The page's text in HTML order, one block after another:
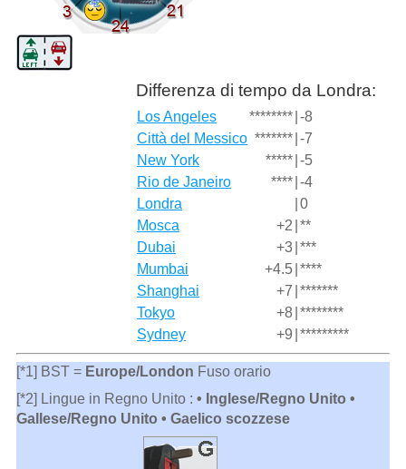
Differenza di tempo da Londra:
Los Angeles ******** -8
Città del Messico ******* -7
New York
***** -5
Rio de Janeiro
**** -4
Londra
0
Mosca
+2 **
Dubai
+3 ***
Mumbai
+4.5 ****
Shanghai
+7 *******
Tokyo
+8 ********
Sydney
+9 *********
[*1] BST = Europe/London Fuso orario
[*2] Lingue in Regno Unito : • Inglese/Regno Unito •
Gallese/Regno Unito • Gaelico scozzese